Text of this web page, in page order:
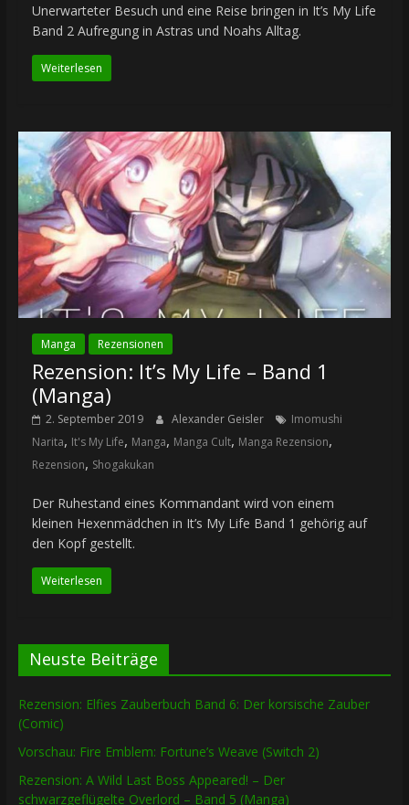
Unerwarteter Besuch und eine Reise bringen in It’s My Life
Band 2 Aufregung in Astras und Noahs Alltag.
Weiterlesen
Manga Rezensionen
Rezension: It’s My Life – Band 1
(Manga)
2. September 2019 Alexander Geisler
Imomushi
Narita, It's My Life, Manga, Manga Cult, Manga Rezension,
Rezension, Shogakukan
Der Ruhestand eines Kommandant wird von einem
kleinen Hexenmädchen in It’s My Life Band 1 gehörig auf
den Kopf gestellt.
Weiterlesen
Neuste Beiträge
Rezension: Elfies Zauberbuch Band 6: Der korsische Zauber
(Comic)
Vorschau: Fire Emblem: Fortune’s Weave (Switch 2)
Rezension: A Wild Last Boss Appeared! – Der
schwarzgeflügelte Overlord – Band 5 (Manga)